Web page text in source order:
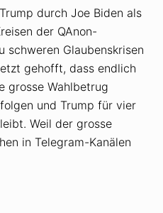
durch Joe Biden als
der QAnon-
schweren Glaubenskrisen
gehofft, dass endlich
grosse Wahlbetrug
und Trump für vier
Weil der grosse
in Telegram-Kanälen